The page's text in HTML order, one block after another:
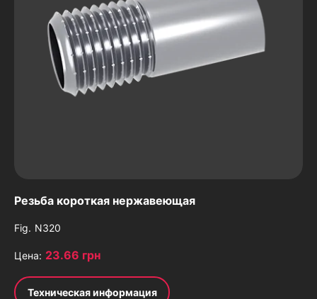
Резьба короткая нержавеющая
Fig. N320
Цена: 23.66 грн
Техническая информация